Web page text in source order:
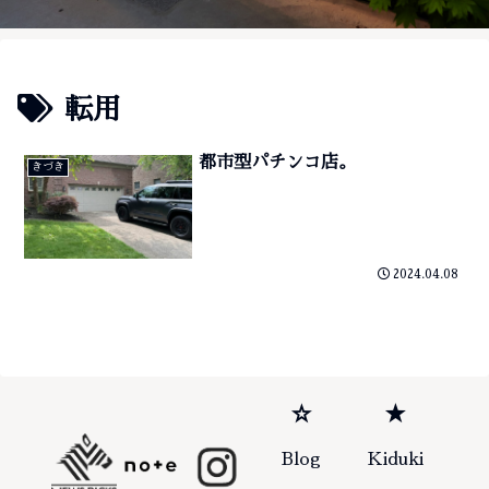
転用
きづき 都市型パチンコ店。
2024.04.08
☆
Blog
★
Kiduki